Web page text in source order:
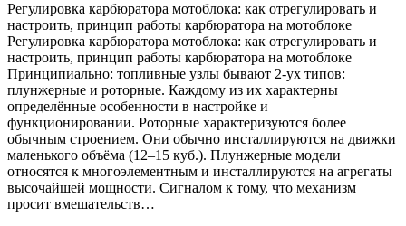
Регулировка карбюратора мотоблока: как отрегулировать и
настроить, принцип работы карбюратора на мотоблоке
Регулировка карбюратора мотоблока: как отрегулировать и
настроить, принцип работы карбюратора на мотоблоке
Принципиально: топливные узлы бывают 2-ух типов:
плунжерные и роторные. Каждому из их характерны
определённые особенности в настройке и
функционировании. Роторные характеризуются более
обычным строением. Они обычно инсталлируются на движки
маленького объёма (12–15 куб.). Плунжерные модели
относятся к многоэлементным и инсталлируются на агрегаты
высочайшей мощности. Сигналом к тому, что механизм
просит вмешательств…